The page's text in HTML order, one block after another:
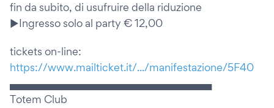
fin da subito, di usufruire della riduzione
►Ingresso solo al party € 12,00
tickets on-line:
https://www.mailticket.it/.../manifestazione/5F40
▄▄▄▄▄▄▄▄▄▄▄▄▄▄▄▄▄▄▄▄▄▄▄▄▄▄▄▄▄▄
Totem Club